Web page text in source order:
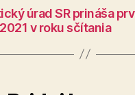
úrad SR prináša
v roku sčítania